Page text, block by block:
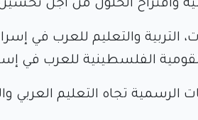
واقتراح الحلول من أَجل
التربية والتعليم للعرب في
الفلسطينية للعرب في
تجاه التعليم العربي